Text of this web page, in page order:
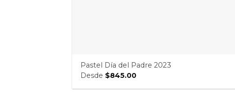
Pastel Día del Padre 2023
Desde $845.00